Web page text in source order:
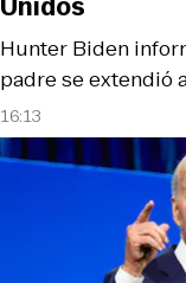
16:13
Hunter Biden
padre se extendió